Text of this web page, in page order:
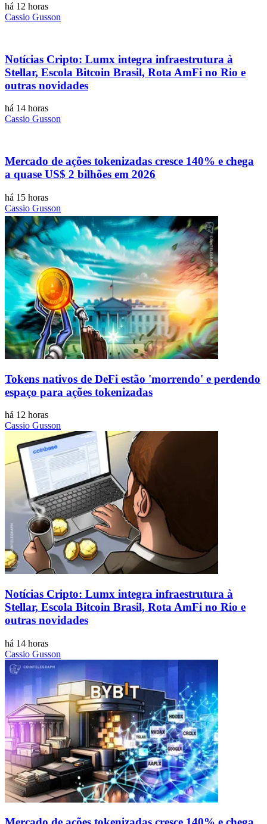
há 12 horas
Cassio Gusson
Notícias Cripto: Lumx integra infraestrutura à
Stellar, Escola Bitcoin Brasil, Rota AmFi no Rio e
outras novidades
há 14 horas
Cassio Gusson
Mercado de ações tokenizadas cresce 140% e chega
a quase US$ 2 bilhões em 2026
há 15 horas
Cassio Gusson
Tokens nativos de DeFi estão 'morrendo' e perdendo
espaço para ações tokenizadas
há 12 horas
Cassio Gusson
Notícias Cripto: Lumx integra infraestrutura à
Stellar, Escola Bitcoin Brasil, Rota AmFi no Rio e
outras novidades
há 14 horas
Cassio Gusson